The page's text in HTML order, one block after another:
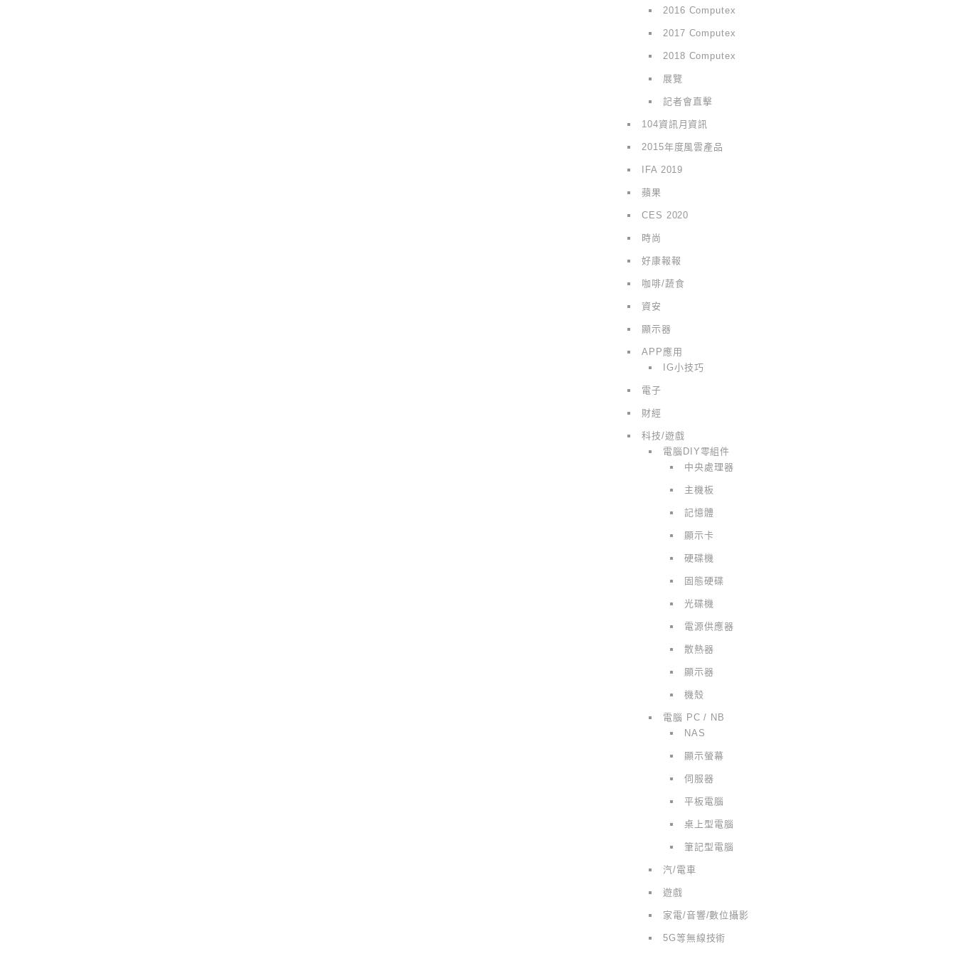
2016 Computex
2017 Computex
2018 Computex
展覽
記者會直擊
104資訊月資訊
2015年度風雲產品
IFA 2019
蘋果
CES 2020
時尚
好康報報
咖啡/蔬食
資安
顯示器
APP應用
IG小技巧
電子
財經
科技/遊戲
電腦DIY零組件
中央處理器
主機板
記憶體
顯示卡
硬碟機
固態硬碟
光碟機
電源供應器
散熱器
顯示器
機殼
電腦 PC / NB
NAS
顯示螢幕
伺服器
平板電腦
桌上型電腦
筆記型電腦
汽/電車
遊戲
家電/音響/數位攝影
5G等無線技術